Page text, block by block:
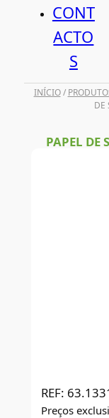
CONT
ACTO
S
INÍCIO/
DE
PAPEL DE
REF:
Preços